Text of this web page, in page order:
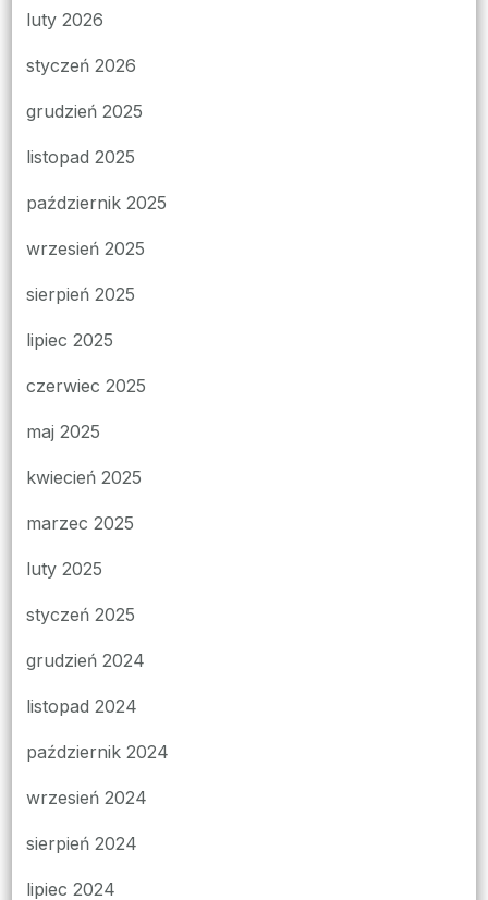
luty 2026
styczeń 2026
grudzień 2025
listopad 2025
październik 2025
wrzesień 2025
sierpień 2025
lipiec 2025
czerwiec 2025
maj 2025
kwiecień 2025
marzec 2025
luty 2025
styczeń 2025
grudzień 2024
listopad 2024
październik 2024
wrzesień 2024
sierpień 2024
lipiec 2024